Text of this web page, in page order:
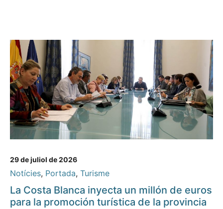
29 de juliol de 2026
Notícies, Portada, Turisme
La Costa Blanca inyecta un millón de euros
para la promoción turística de la provincia